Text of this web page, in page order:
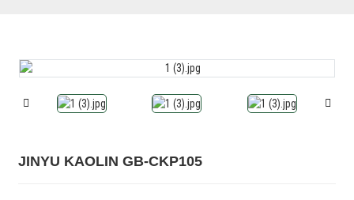
JINYU KAOLIN GB-CKP105